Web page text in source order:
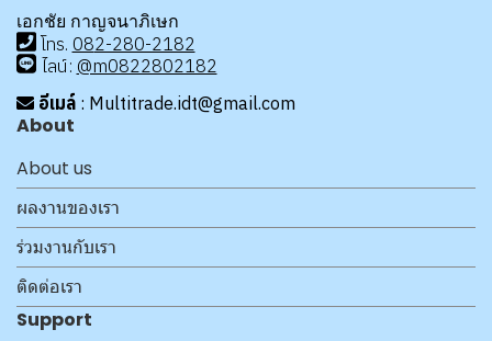
เอกชัย กาญจนาภิเษก
โทร. 082-280-2182
ไลน์: @m0822802182
อีเมล์ : Multitrade.idt@gmail.com
About
About us
ผลงานของเรา
ร่วมงานกับเรา
ติดต่อเรา
Support